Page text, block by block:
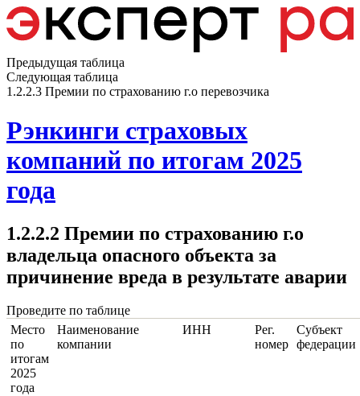
Предыдущая таблица
Следующая таблица
1.2.2.3 Премии по страхованию г.о перевозчика
Рэнкинги страховых
компаний по итогам 2025
года
1.2.2.2 Премии по страхованию г.о
владельца опасного объекта за
причинение вреда в результате аварии
Проведите по таблице
Место
по
итогам
2025
года
Наименование
компании
ИНН
Рег.
номер
Субъект
федерации